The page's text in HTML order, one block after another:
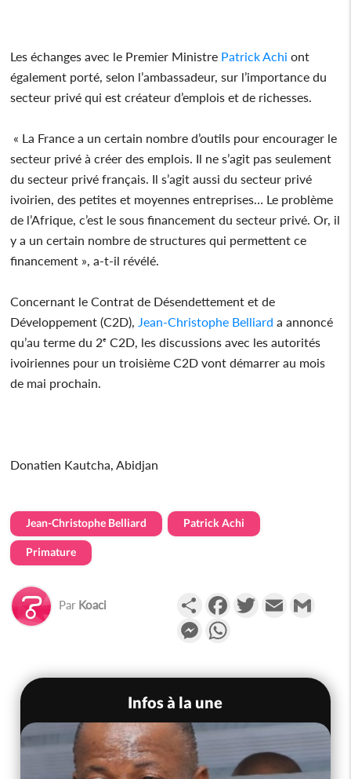
Les échanges avec le Premier Ministre Patrick Achi ont
également porté, selon l’ambassadeur, sur l’importance du
secteur privé qui est créateur d’emplois et de richesses.
« La France a un certain nombre d’outils pour encourager le
secteur privé à créer des emplois. Il ne s’agit pas seulement
du secteur privé français. Il s’agit aussi du secteur privé
ivoirien, des petites et moyennes entreprises… Le problème
de l’Afrique, c’est le sous financement du secteur privé. Or, il
y a un certain nombre de structures qui permettent ce
financement », a-t-il révélé.
Concernant le Contrat de Désendettement et de
Développement (C2D), Jean-Christophe Belliard a annoncé
qu’au terme du 2ᵉ C2D, les discussions avec les autorités
ivoiriennes pour un troisième C2D vont démarrer au mois
de mai prochain.
Donatien Kautcha, Abidjan
Jean-Christophe Belliard Patrick Achi
Primature
Par Koaci PartagerFacebookTwitterEmail
Messenger
Infos à la une